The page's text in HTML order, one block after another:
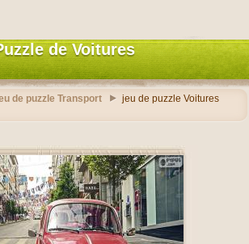
de Voitures
de puzzle Transport jeu de puzzle Voitures